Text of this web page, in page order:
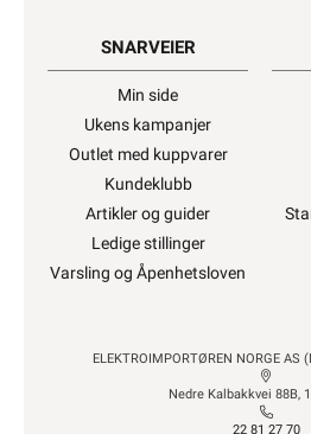
SNARVEIER
Min side
Ukens kampanjer
Outlet med kuppvarer
Kundeklubb
Artikler og guider
Ledige stillinger
Varsling og Åpenhetsloven
ELEKTROIMPORTØREN NORGE AS
Nedre Kalbakkvei 88B,
22 81 27 70